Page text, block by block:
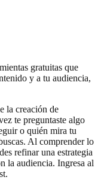
gratuitas que
y a tu audiencia,
la creación de
te preguntaste algo
o quién mira tu
Al comprender lo
refinar una estrategia
la audiencia. Ingresa al